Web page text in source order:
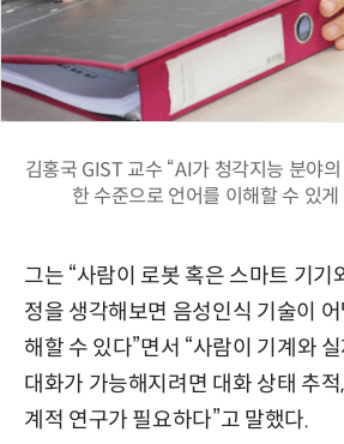
김홍국 GIST 교수 “AI가 청각지능 분야
한 수준으로 언어를 이해할 수 있
그는 “사람이 로봇 혹은 스마트 기기
정을 생각해보면 음성인식 기술이
해할 수 있다”면서 “사람이 기계와
대화가 가능해지려면 대화 상태 추적
계적 연구가 필요하다”고 말했다.